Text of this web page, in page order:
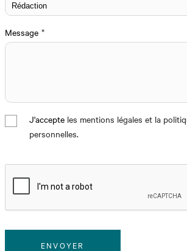
Message
J'accepte les mentions légales et la
personnelles.
ENVOYER